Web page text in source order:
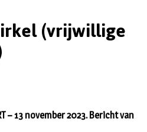
(vrijwillige
– 13 november 2023. Bericht van